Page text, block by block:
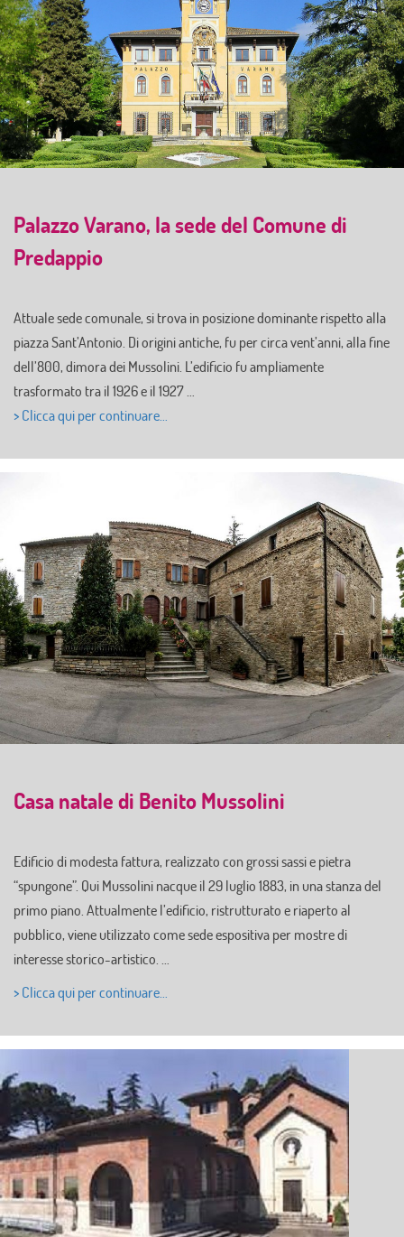
Palazzo Varano, la sede del Comune di
Predappio
Attuale sede comunale, si trova in posizione dominante rispetto alla
piazza Sant’Antonio. Di origini antiche, fu per circa vent’anni, alla fine
dell’800, dimora dei Mussolini. L’edificio fu ampliamente
trasformato tra il 1926 e il 1927 …
> Clicca qui per continuare…
Casa natale di Benito Mussolini
Edificio di modesta fattura, realizzato con grossi sassi e pietra
“spungone”. Qui Mussolini nacque il 29 luglio 1883, in una stanza del
primo piano. Attualmente l’edificio, ristrutturato e riaperto al
pubblico, viene utilizzato come sede espositiva per mostre di
interesse storico-artistico. …
> Clicca qui per continuare…